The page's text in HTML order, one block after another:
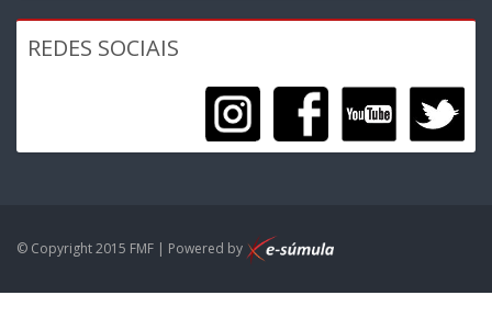
REDES SOCIAIS
© Copyright 2015 FMF | Powered by